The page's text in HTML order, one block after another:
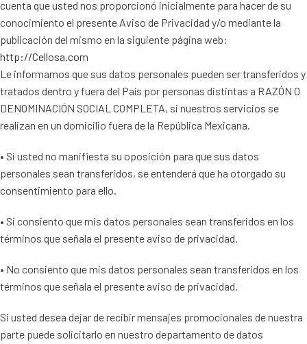
cuenta que usted nos proporcionó inicialmente para hacer de su
conocimiento el presente Aviso de Privacidad y/o mediante la
publicación del mismo en la siguiente página web:
http://Cellosa.com
Le informamos que sus datos personales pueden ser transferidos y
tratados dentro y fuera del País por personas distintas a RAZÓN O
DENOMINACIÓN SOCIAL COMPLETA, si nuestros servicios se
realizan en un domicilio fuera de la República Mexicana.
• Si usted no manifiesta su oposición para que sus datos
personales sean transferidos, se entenderá que ha otorgado su
consentimiento para ello.
• Si consiento que mis datos personales sean transferidos en los
términos que señala el presente aviso de privacidad.
• No consiento que mis datos personales sean transferidos en los
términos que señala el presente aviso de privacidad.
Si usted desea dejar de recibir mensajes promocionales de nuestra
parte puede solicitarlo en nuestro departamento de datos